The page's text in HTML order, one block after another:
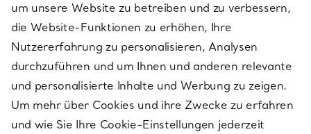
ÜBER TIFFANY & CO.
RECHTLICHE HINWEISE
um unsere Website zu betreiben und zu verbessern,
die Website-Funktionen zu erhöhen, Ihre
Nutzererfahrung zu personalisieren, Analysen
durchzuführen und um Ihnen und anderen relevante
und personalisierte Inhalte und Werbung zu zeigen.
Um mehr über Cookies und ihre Zwecke zu erfahren
und wie Sie Ihre Cookie-Einstellungen jederzeit